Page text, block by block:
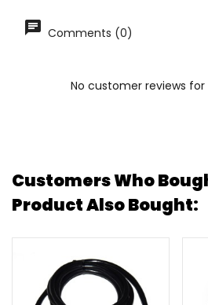
Comments (0)
No customer reviews
Customers Who
Product Also Bought: